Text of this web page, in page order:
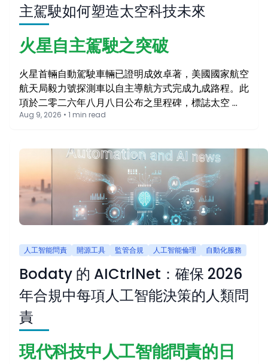
主駕駛如何塑造太空科技未來
火星自主駕駛之突破
火星首輛自動駕駛車輛已證明成效卓著，美國國家航空
航天局毅力號探測車以自主導航方式完成九成路程。此
項於二零二六年八月八日公布之里程碑，標誌太空 …
Aug 9, 2026 • 1 min read
人工智能問責 開源工具 監管合規 人工智能倫理 自動化服務
Bodaty 的 AICtrlNet：確保 2026
年合規中每項人工智能決策的人類問
責
現代科技中人工智能問責的日